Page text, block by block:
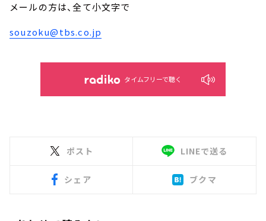
メールの方は、全て小文字で
souzoku@tbs.co.jp
タイムフリーで聴く
ポスト LINEで送る
シェア ブクマ